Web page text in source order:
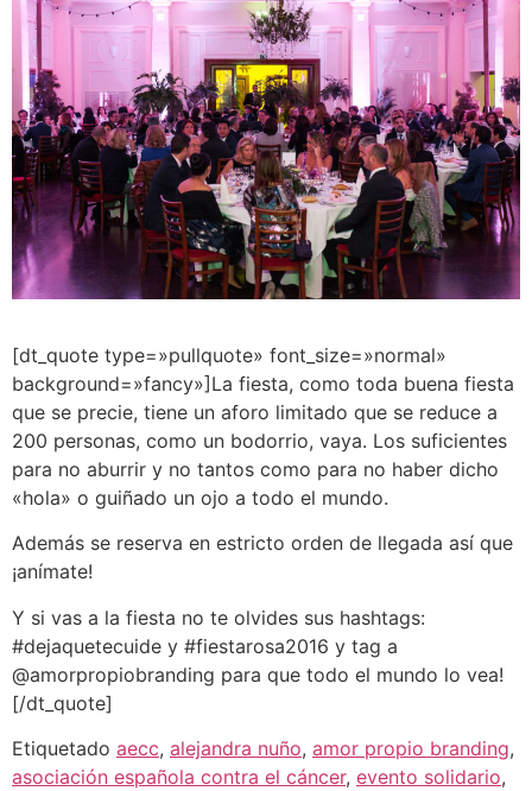
[dt_quote type=»pullquote» font_size=»normal»
background=»fancy»]La fiesta, como toda buena fiesta
que se precie, tiene un aforo limitado que se reduce a
200 personas, como un bodorrio, vaya. Los suficientes
para no aburrir y no tantos como para no haber dicho
«hola» o guiñado un ojo a todo el mundo.
Además se reserva en estricto orden de llegada así que
¡anímate!
Y si vas a la fiesta no te olvides sus hashtags:
#dejaquetecuide y #fiestarosa2016 y tag a
@amorpropiobranding para que todo el mundo lo vea!
[/dt_quote]
Etiquetado aecc, alejandra nuño, amor propio branding,
asociación española contra el cáncer, evento solidario,